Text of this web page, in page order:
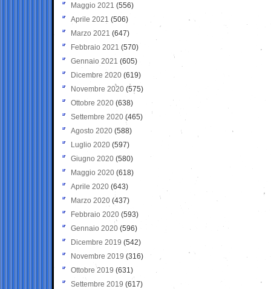
Maggio 2021 (556)
Aprile 2021 (506)
Marzo 2021 (647)
Febbraio 2021 (570)
Gennaio 2021 (605)
Dicembre 2020 (619)
Novembre 2020 (575)
Ottobre 2020 (638)
Settembre 2020(465)
Agosto 2020 (588)
Luglio 2020 (597)
Giugno 2020 (580)
Maggio 2020 (618)
Aprile 2020 (643)
Marzo 2020 (437)
Febbraio 2020 (593)
Gennaio 2020 (596)
Dicembre 2019 (542)
Novembre 2019 (316)
Ottobre 2019 (631)
Settembre 2019 (617)